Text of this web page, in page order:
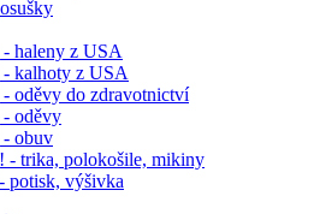
haleny z USA
kalhoty z USA
oděvy do zdravotnictví
oděvy
obuv
- trika, polokošile, mikiny
potisk, výšivka